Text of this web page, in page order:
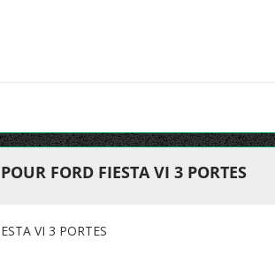
FORD FIESTA VI 3 PORTES
VI 3 PORTES